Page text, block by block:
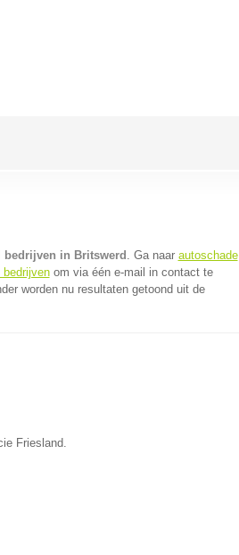
bedrijven in Britswerd. Ga naar autoschade
om via één e-mail in contact te
worden nu resultaten getoond uit de
Friesland.